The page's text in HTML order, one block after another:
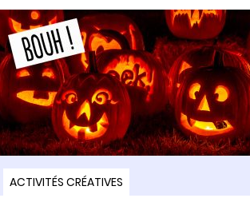
ACTIVITÉS CRÉATIVES